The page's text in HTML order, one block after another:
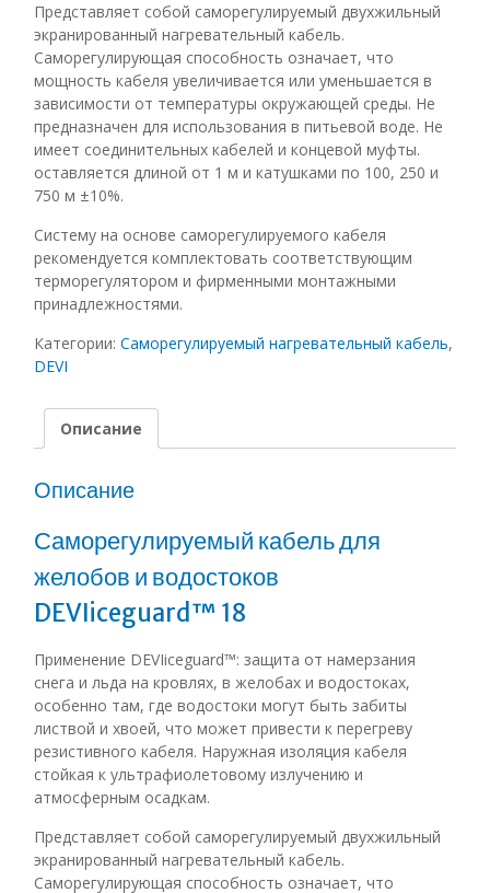
Представляет собой саморегулируемый двухжильный
экранированный нагревательный кабель.
Саморегулирующая способность означает, что
мощность кабеля увеличивается или уменьшается в
зависимости от температуры окружающей среды. Не
предназначен для использования в питьевой воде. Не
имеет соединительных кабелей и концевой муфты.
оставляется длиной от 1 м и катушками по 100, 250 и
750 м ±10%.
Систему на основе саморегулируемого кабеля
рекомендуется комплектовать соответствующим
терморегулятором и фирменными монтажными
принадлежностями.
Категории: Саморегулируемый нагревательный кабель,
DEVI
Описание
Описание
Саморегулируемый кабель для
желобов и водостоков
DEVIiceguard™ 18
Применение DEVIiceguard™: защита от намерзания
снега и льда на кровлях, в желобах и водостоках,
особенно там, где водостоки могут быть забиты
листвой и хвоей, что может привести к перегреву
резистивного кабеля. Наружная изоляция кабеля
стойкая к ультрафиолетовому излучению и
атмосферным осадкам.
Представляет собой саморегулируемый двухжильный
экранированный нагревательный кабель.
Саморегулирующая способность означает, что